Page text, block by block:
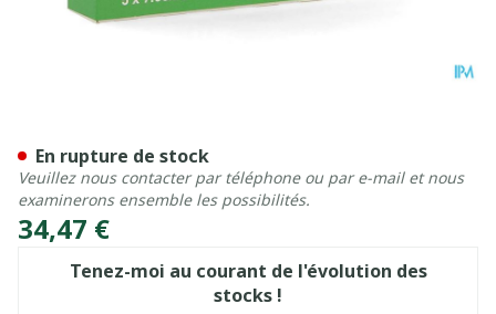
34,47 €
Tenez-moi au courant de l'évolution des
stocks !
En rupture de stock
Veuillez nous contacter par téléphone ou par e-mail et nous
examinerons ensemble les possibilités.